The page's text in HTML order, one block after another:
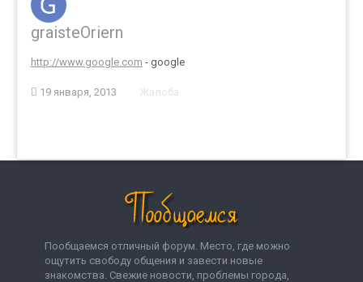
graisteOriern
http://www.google.com - google
19 января, 2013 Жалоба
Пообщаемся отличный форум. Место, где можно
ощутить свободу общения и завести новые
знакомства. Свежие новости, проблемы города,